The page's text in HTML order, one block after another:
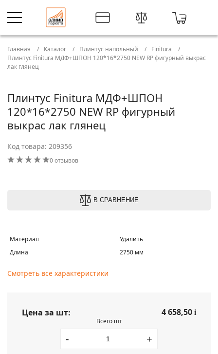
Главная Каталог Плинтус напольный
Finitura
Плинтус Finitura МДФ+ШПОН 120*16*2750 NEW RP фигурный выкрас
лак глянец
Плинтус Finitura МДФ+ШПОН
120*16*2750 NEW RP фигурный
выкрас лак глянец
Код товара: 209356
0 отзывов
В СРАВНЕНИЕ
Материал
Удалить
Длина
2750 мм
Смотреть все характеристики
Цена за шт: 4 658,50 i
Всего шт
- +